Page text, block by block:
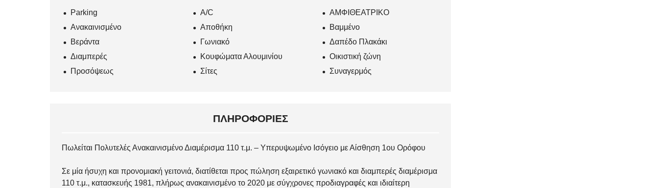
Parking Α/C
ΑΜΦΙΘΕΑΤΡΙΚΟ
Ανακαινισμένο
Αποθήκη
Βαμμένο
Βεράντα
Γωνιακό
Δαπέδο Πλακάκι
Διαμπερές
Κουφώματα Αλουμινίου
Οικιστική ζώνη
Προσόψεως
Σίτες Συναγερμός
ΠΛΗΡΟΦΟΡΊΕΣ
Πωλείται Πολυτελές Ανακαινισμένο Διαμέρισμα 110 τ.μ. – Υπερυψωμένο Ισόγειο με Αίσθηση 1ου Ορόφου
Σε μία ήσυχη και προνομιακή γειτονιά, διατίθεται προς πώληση εξαιρετικό γωνιακό και διαμπερές διαμέρισμα
110 τ.μ., κατασκευής 1981, πλήρως ανακαινισμένο το 2020 με σύγχρονες προδιαγραφές και ιδιαίτερη